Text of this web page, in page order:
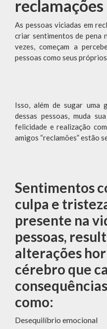
As pessoas viciadas em
criar sentimentos de pena
vezes, começam a
pessoas como seus
Isso, além de sugar uma
dessas pessoas, muda
felicidade e realização
amigos “reclamões” estão
Sentimentos
culpa e
presente na
pessoas,
alterações
cérebro que
como:
Desequilíbrio emocional